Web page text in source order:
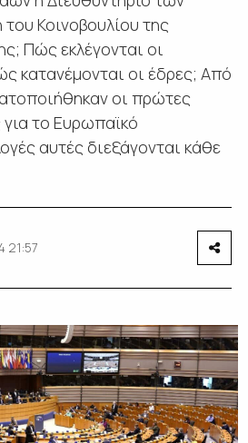
του Κοινοβουλίου της
Πώς εκλέγονται οι
κατανέμονται οι έδρες; Από
οι πρώτες
το Ευρωπαϊκό
αυτές διεξάγονται κάθε
21:57